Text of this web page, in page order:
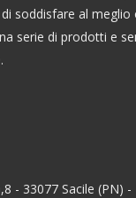
soddisfare al meglio
serie di prodotti e
- 33077 Sacile (PN) -